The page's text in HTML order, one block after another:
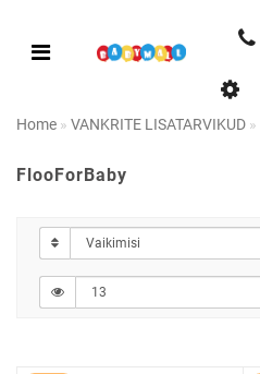
Home VANKRITE LISATARVIKUD
FlooForBaby